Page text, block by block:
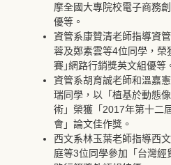
摩全國大專院校電子商務
優等。
資管系康贊清老師指導資
蓉及鄭素雲等4位同學，榮
賽｣網路行銷獎英文組優等
資管系胡育誠老師和溫嘉
瑞同學，以「植基於動態
術」榮獲「2017年第十二
會」論文佳作獎。
西文系林玉葉老師指導西
庭等3位同學參加「台灣